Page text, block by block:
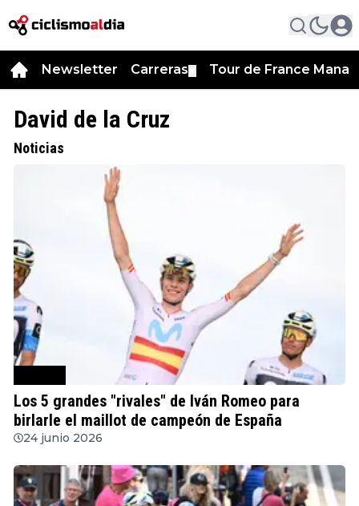
Newsletter Carreras Tour de France
David de la Cruz
Noticias
Los 5 grandes "rivales" de Iván Romeo para
birlarle el maillot de campeón de España
24 junio 2026